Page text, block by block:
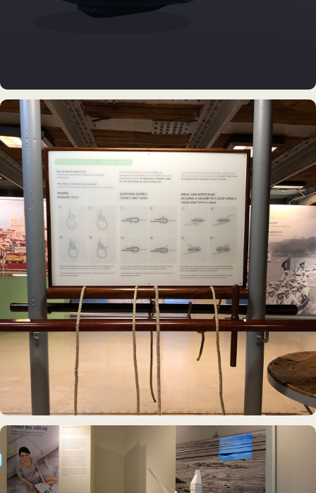
DAUERAUSSTELLUNG · VR
Erlebnisraum Büsum
MUSEUMSSCHIFF · AUSSTELLUNG
Rickmer Rickmers